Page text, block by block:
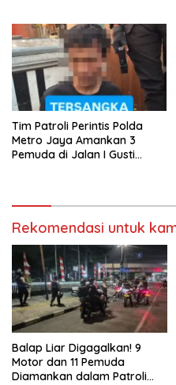
Tim Patroli Perintis Polda
Metro Jaya Amankan 3
Pemuda di Jalan I Gusti
Rekomendasi untuk
Balap Liar Digagalkan! 9
Motor dan 11 Pemuda
Diamankan dalam Patroli